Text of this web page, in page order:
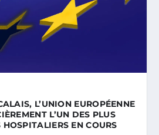
L’UNION EUROPÉENNE
L’UN DES PLUS
EN COURS